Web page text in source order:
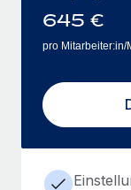
645 €
pro Mitarbeiter:in/